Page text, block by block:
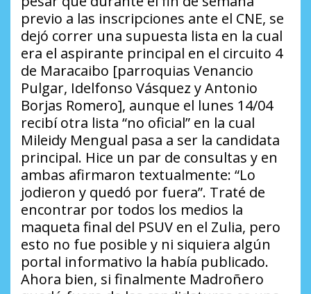
previo a las inscripciones ante el CNE, se
dejó correr una supuesta lista en la cual
era el aspirante principal en el circuito 4
de Maracaibo [parroquias Venancio
Pulgar, Idelfonso Vásquez y Antonio
Borjas Romero], aunque el lunes 14/04
recibí otra lista “no oficial” en la cual
Mileidy Mengual pasa a ser la candidata
principal. Hice un par de consultas y en
ambas afirmaron textualmente: “Lo
jodieron y quedó por fuera”. Traté de
encontrar por todos los medios la
maqueta final del PSUV en el Zulia, pero
esto no fue posible y ni siquiera algún
portal informativo la había publicado.
Ahora bien, si finalmente Madroñero